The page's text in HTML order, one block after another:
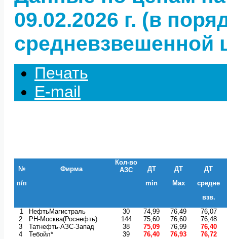
09.02.2026 г. (в
средневзвешенной
Печать
E-mail
№
п/п
Фирма
Кол-во
АЗС
ДТ
min
ДТ
Max
ДТ
средне
взв.
1
НефтьМагистраль 30 74,99 76,49
76,07
2
РН-Москва(Роснефть) 144 75,60 76,60
76,48
3
Татнефть-АЗС-Запад 38 75,09 76,99
76,40
4
Тебойл* 39 76,40 76,93
76,72